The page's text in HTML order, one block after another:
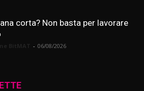
corta? Non basta per lavorare
- 06/08/2026